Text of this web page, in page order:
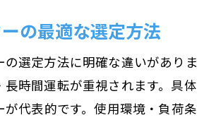
の最適な選定方法
選定方法に明確な違いがあり
時間運転が重視されます。具
代表的です。使用環境・負荷